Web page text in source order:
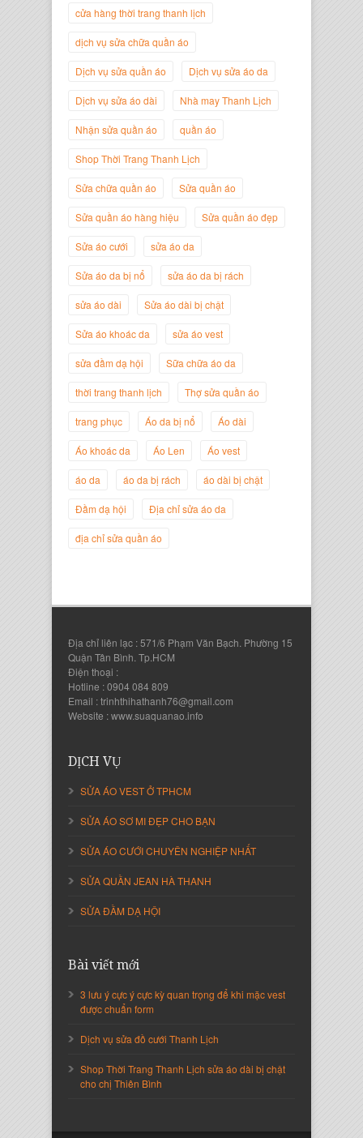
Trang Thanh Lịch
Giám Đốc Công ty Cây Xanh Gia
Nguyễn Đắc Định
Nguyễn Thanh Sang
Nguyễn Thị Cẩm Loan
Giám Đốc Công ty An Vạn Thành
cửa hàng thời trang thanh lịch
dịch vụ sửa chữa quần áo
Dịch vụ sửa quần áo Dịch vụ sửa áo da
Dịch vụ sửa áo dài Nhà may Thanh Lịch
Nhận sửa quần áo quần áo
Shop Thời Trang Thanh Lịch
Sửa chữa quần áo Sửa quần áo
Sửa quần áo hàng hiệu Sửa quần áo đẹp
Sửa áo cưới sửa áo da
Sửa áo da bị nổ sửa áo da bị rách
sửa áo dài Sửa áo dài bị chật
Sửa áo khoác da sửa áo vest
sửa đầm dạ hội Sữa chữa áo da
thời trang thanh lịch Thợ sửa quần áo
trang phục Áo da bị nổ Áo dài
Áo khoác da Áo Len Áo vest
áo da áo da bị rách áo dài bị chật
Đầm dạ hội Địa chỉ sửa áo da
địa chỉ sửa quần áo
Địa chỉ liên lạc : 571/6 Phạm Văn Bạch. Phường 15
Quận Tân Bình. Tp.HCM
Điện thoại :
Hotline : 0904 084 809
Email : trinhthihathanh76@gmail.com
Website : www.suaquanao.info
DỊCH VỤ
SỬA ÁO VEST Ở TPHCM
SỬA ÁO SƠ MI ĐẸP CHO BẠN
SỬA ÁO CƯỚI CHUYÊN NGHIỆP NHẤT
SỬA QUẦN JEAN HÀ THANH
SỬA ĐẦM DẠ HỘI
Bài viết mới
3 lưu ý cực ý cực kỳ quan trọng để khi mặc vest
được chuẩn form
Dịch vụ sửa đồ cưới Thanh Lịch
Shop Thời Trang Thanh Lịch sửa áo dài bị chật
cho chị Thiên Bình